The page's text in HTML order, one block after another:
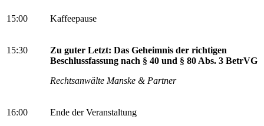
15:00 Kaffeepause
15:30
Zu guter Letzt: Das Geheimnis der richtigen
Beschlussfassung nach § 40 und § 80 Abs. 3 BetrVG
Rechtsanwälte Manske & Partner
16:00 Ende der Veranstaltung